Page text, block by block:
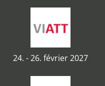
24. - 26. février 2027